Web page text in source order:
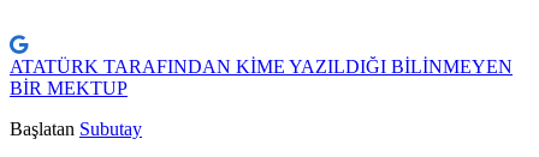
ATATÜRK TARAFINDAN KİME YAZILDIĞI BİLİNMEYEN
BİR MEKTUP
Başlatan Subutay